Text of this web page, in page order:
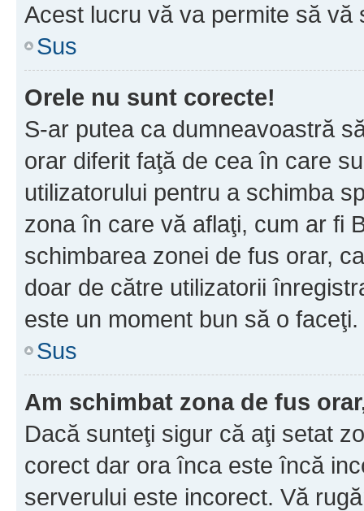
Acest lucru vă va permite să vă
Sus
Orele nu sunt corecte!
S-ar putea ca dumneavoastră
orar diferit faţă de cea în care
utilizatorului pentru a schimba
zona în care vă aflaţi, cum ar fi
schimbarea zonei de fus orar,
doar de către utilizatorii
este un moment bun să o faceţi.
Sus
Am schimbat zona de fus
Dacă sunteţi sigur că aţi setat
corect dar ora înca este încă
serverului este incorect. Vă